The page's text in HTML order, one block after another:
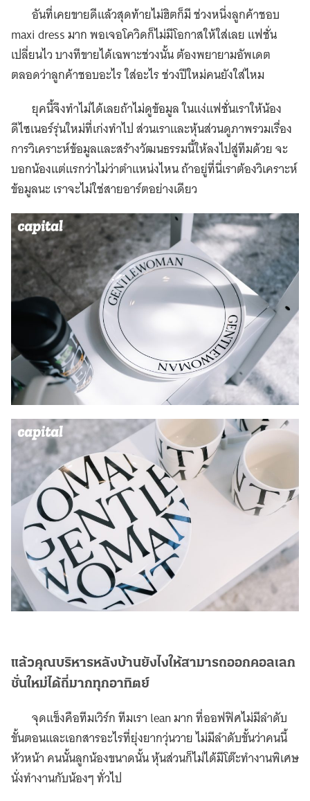
อันที่เคยขายดีแล้วสุดท้ายไม่ฮิตก็มี ช่วงหนึ่งลูกค้าชอบ
maxi dress มาก พอเจอโควิดก็ไม่มีโอกาสให้ใส่เลย แฟชั่น
เปลี่ยนไว บางทีขายได้เฉพาะช่วงนั้น ต้องพยายามอัพเดต
ตลอดว่าลูกค้าชอบอะไร ใส่อะไร ช่วงปีใหม่คนยังใส่ไหม
ยุคนี้จึงทำไม่ได้เลยถ้าไม่ดูข้อมูล ในแง่แฟชั่นเราให้น้อง
ดีไซเนอร์รุ่นใหม่ที่เก่งทำไป ส่วนเราและหุ้นส่วนดูภาพรวมเรื่อง
การวิเคราะห์ข้อมูลและสร้างวัฒนธรรมนี้ให้ลงไปสู่ทีมด้วย จะ
บอกน้องแต่แรกว่าไม่ว่าตำแหน่งไหน ถ้าอยู่ที่นี่เราต้องวิเคราะห์
ข้อมูลนะ เราจะไม่ใช่สายอาร์ตอย่างเดียว
แล้วคุณบริหารหลังบ้านยังไงให้สามารถออกคอลเลก
ชั่นใหม่ได้ถี่มากทุกอาทิตย์
จุดแข็งคือทีมเวิร์ก ทีมเรา lean มาก ที่ออฟฟิศไม่มีลำดับ
ขั้นตอนและเอกสารอะไรที่ยุ่งยากวุ่นวาย ไม่มีลำดับขั้นว่าคนนี้
หัวหน้า คนนั้นลูกน้องขนาดนั้น หุ้นส่วนก็ไม่ได้มีโต๊ะทำงานพิเศษ
นั่งทำงานกับน้องๆ ทั่วไป